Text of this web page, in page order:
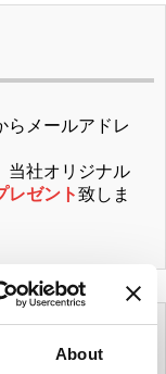
About
らメールアドレ
当社オリジナル
レゼント致しま